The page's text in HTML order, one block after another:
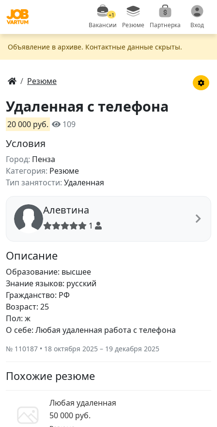
+1
Вакансии Резюме Партнерка Вход
Объявление в apxивe. Контактные данные скрыты.
Резюме
Удаленная с телефона
20 000 руб. 109
Условия
Город: Пенза
Категория: Резюме
Тип занятости: Удаленная
Алевтина
1
Описание
Образование: высшее
Знание языков: русский
Гражданство: РФ
Возраст: 25
Пол: ж
О себе: Любая удаленная работа с телефона
№ 110187 • 18 октября 2025 – 19 декабря 2025
Похожие резюме
Любая удаленная
50 000 руб.